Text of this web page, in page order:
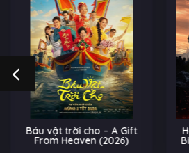
Báu vật trời cho – A Gift
From Heaven (2026)